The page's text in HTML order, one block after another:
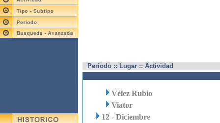
Periodo :: Lugar :: Actividad
Vélez Rubio
Viator
12 - Diciembre